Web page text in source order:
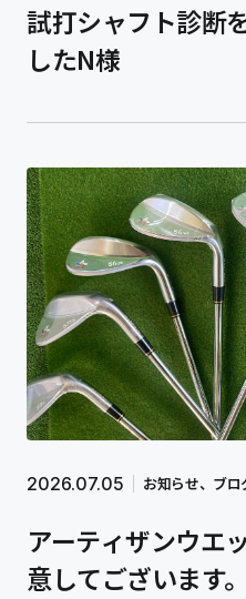
試打シャフト診断
したN様
2026.07.05 お知らせ ブロ
アーティザンウエ
意してございます。